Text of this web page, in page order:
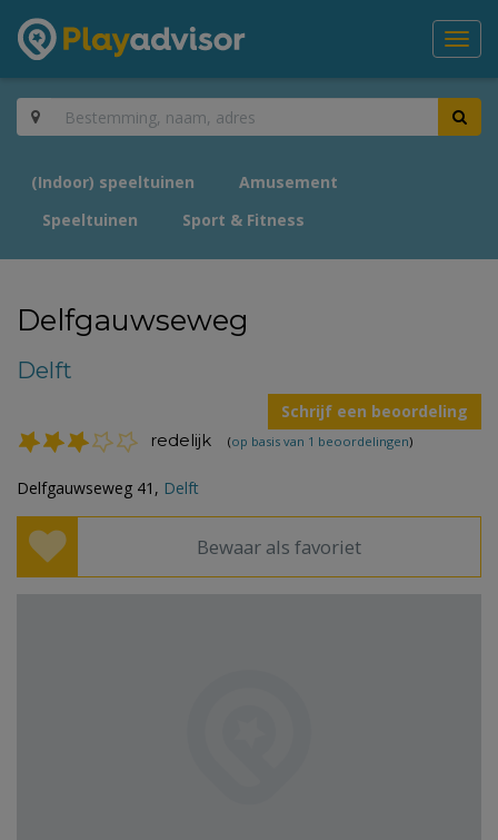
(Indoor) speeltuinen
Amusement
Speeltuinen
Sport & Fitness
Delfgauwseweg
Delft
Schrijf een beoordeling
redelijk (op basis van 1 beoordelingen)
Delfgauwseweg 41, Delft
Bewaar als favoriet